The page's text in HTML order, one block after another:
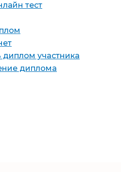
тест
участника
диплома